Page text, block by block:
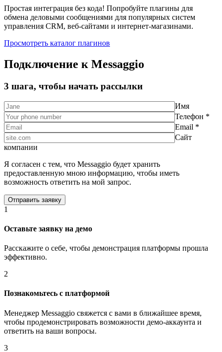
Простая интеграция без кода! Попробуйте плагины для
обмена деловыми сообщениями для популярных систем
управления CRM, веб-сайтами и интернет-магазинами.
Просмотреть каталог плагинов
Подключение к Messaggio
3 шага, чтобы начать рассылки
Имя
Телефон *
Email *
Сайт
компании
Я согласен с тем, что Messaggio будет хранить
предоставленную мною информацию, чтобы иметь
возможность ответить на мой запрос.
1
Оставьте заявку на демо
Расскажите о себе, чтобы демонстрация платформы прошла
эффективно.
2
Познакомьтесь с платформой
Менеджер Messaggio свяжется с вами в ближайшее время,
чтобы продемонстрировать возможности демо-аккаунта и
ответить на ваши вопросы.
3